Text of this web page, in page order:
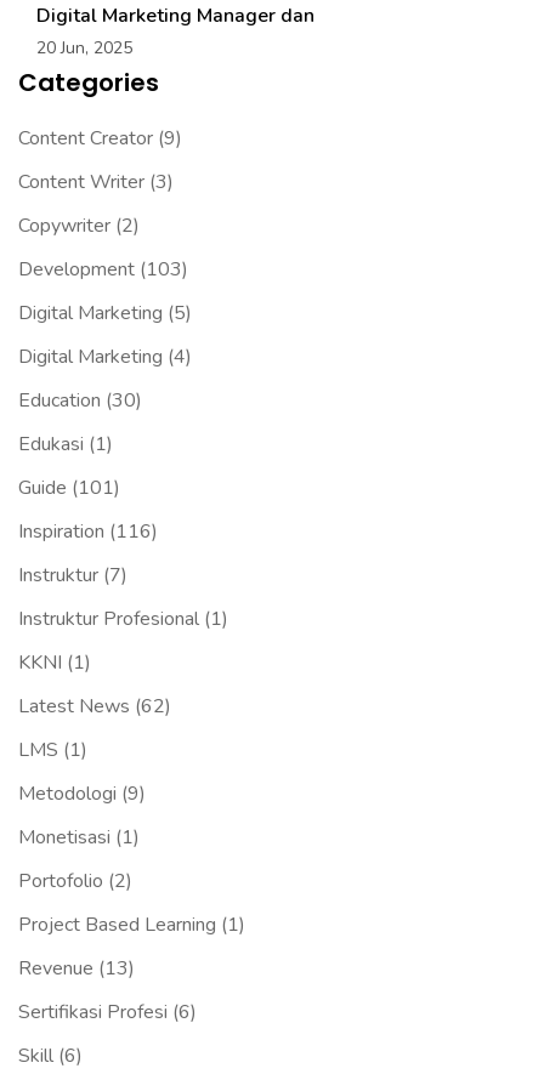
Digital Marketing Manager dan
20 Jun, 2025
Categories
Content Creator (9)
Content Writer (3)
Copywriter (2)
Development (103)
Digital Marketing (5)
Digital Marketing (4)
Education (30)
Edukasi (1)
Guide (101)
Inspiration (116)
Instruktur (7)
Instruktur Profesional (1)
KKNI (1)
Latest News (62)
LMS (1)
Metodologi (9)
Monetisasi (1)
Portofolio (2)
Project Based Learning (1)
Revenue (13)
Sertifikasi Profesi (6)
Skill (6)